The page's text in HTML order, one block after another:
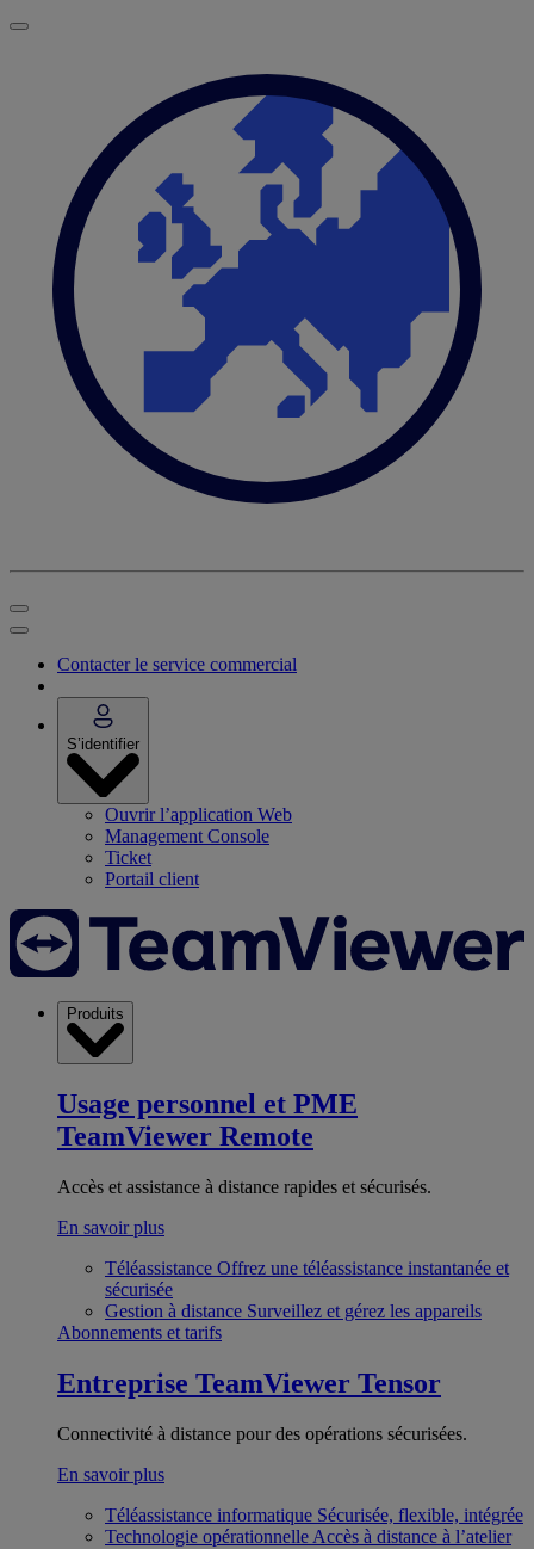
Contacter le service commercial
S’identifier
Ouvrir l’application Web
Management Console
Ticket
Portail client
Produits
Usage personnel et PME
TeamViewer Remote
Accès et assistance à distance rapides et sécurisés.
En savoir plus
Téléassistance Offrez une téléassistance instantanée et
sécurisée
Gestion à distance Surveillez et gérez les appareils
Abonnements et tarifs
Entreprise TeamViewer Tensor
Connectivité à distance pour des opérations sécurisées.
En savoir plus
Téléassistance informatique Sécurisée, flexible, intégrée
Technologie opérationnelle Accès à distance à l’atelier